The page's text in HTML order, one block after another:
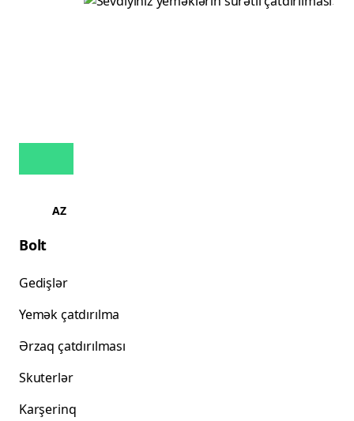
AZ
Bolt
Gedişlər
Yemək çatdırılma
Ərzaq çatdırılması
Skuterlər
Karşerinq